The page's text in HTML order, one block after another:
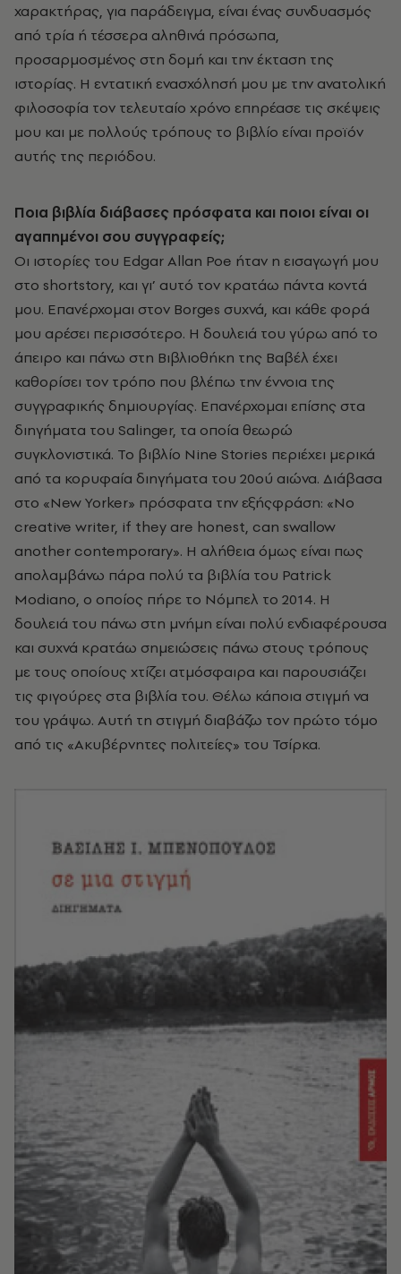
χαρακτήρας, για παράδειγμα, είναι ένας συνδυασμός
από τρία ή τέσσερα αληθινά πρόσωπα,
προσαρμοσμένος στη δομή και την έκταση της
ιστορίας. Η εντατική ενασχόλησή μου με την ανατολική
φιλοσοφία τον τελευταίο χρόνο επηρέασε τις σκέψεις
μου και με πολλούς τρόπους το βιβλίο είναι προϊόν
αυτής της περιόδου.
Ποια βιβλία διάβασες πρόσφατα και ποιοι είναι οι
αγαπημένοι σου συγγραφείς;
Οι ιστορίες του Edgar Allan Poe ήταν η εισαγωγή μου
στο shortstory, και γι’ αυτό τον κρατάω πάντα κοντά
μου. Επανέρχομαι στον Borges συχνά, και κάθε φορά
μου αρέσει περισσότερο. Η δουλειά του γύρω από το
άπειρο και πάνω στη Βιβλιοθήκη της Βαβέλ έχει
καθορίσει τον τρόπο που βλέπω την έννοια της
συγγραφικής δημιουργίας. Επανέρχομαι επίσης στα
διηγήματα του Salinger, τα οποία θεωρώ
συγκλονιστικά. Το βιβλίο Nine Stories περιέχει μερικά
από τα κορυφαία διηγήματα του 20oύ αιώνα. Διάβασα
στο «New Yorker» πρόσφατα την εξήςφράση: «Νo
creative writer, if they are honest, can swallow
another contemporary». Η αλήθεια όμως είναι πως
απολαμβάνω πάρα πολύ τα βιβλία του Patrick
Modiano, ο οποίος πήρε το Νόμπελ το 2014. Η
δουλειά του πάνω στη μνήμη είναι πολύ ενδιαφέρουσα
και συχνά κρατάω σημειώσεις πάνω στους τρόπους
με τους οποίους χτίζει ατμόσφαιρα και παρουσιάζει
τις φιγούρες στα βιβλία του. Θέλω κάποια στιγμή να
του γράψω. Αυτή τη στιγμή διαβάζω τον πρώτο τόμο
από τις «Ακυβέρνητες πολιτείες» του Τσίρκα.